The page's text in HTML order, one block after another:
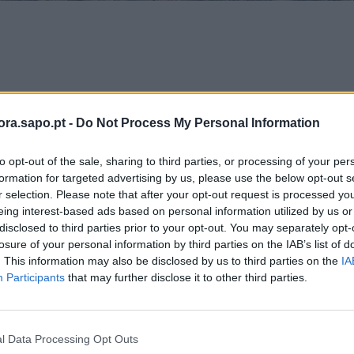
- Do Not Process My Personal Information
opt-out of the sale, sharing to third parties, or processing of your
for targeted advertising by us, please use the below opt-out
selection. Please note that after your opt-out request is processed
interest-based ads based on personal information utilized by us
to third parties prior to your opt-out. You may separately
of your personal information by third parties on the IAB’s list of
This information may also be disclosed by us to third parties on the
Participants that may further disclose it to other third parties.
Data Processing Opt Outs
na terça-feira, 27 de maio, pelo Presidente da
que aconteceu na sequência da deslocação do
houve lugar à apresentação de cumprimentos e
temas de interesse comum.
Évora